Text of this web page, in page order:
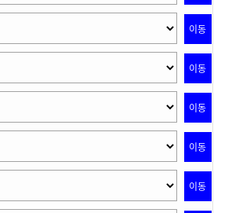
이동
이동
이동
이동
이동